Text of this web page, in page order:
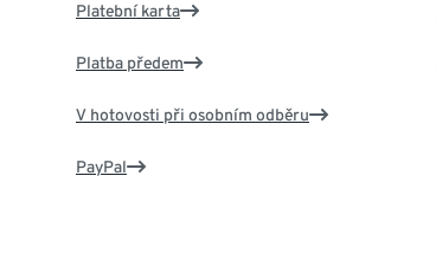
Platební karta
Platba předem
V hotovosti při osobním odběru
PayPal